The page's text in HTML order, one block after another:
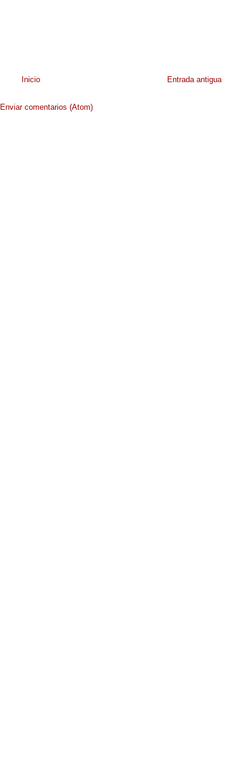
Entrada antigua
Inicio
Enviar comentarios (Atom)